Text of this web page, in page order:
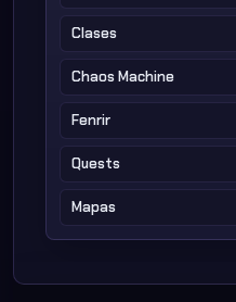
Clases
Chaos Machine
Fenrir
Quests
Mapas